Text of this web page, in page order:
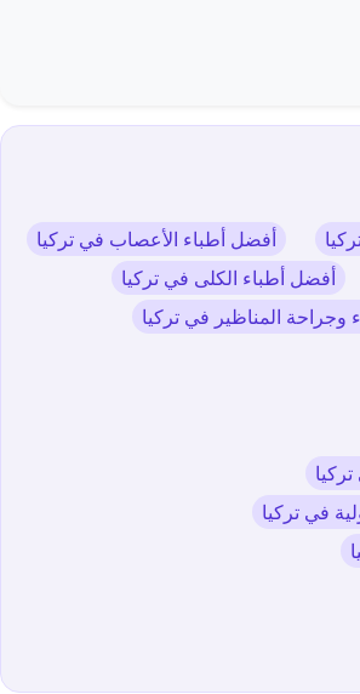
أفضل أطباء الأعصاب في تركيا
أفضل أطباء الكلى في تركيا
المناظير في تركيا
في تركيا